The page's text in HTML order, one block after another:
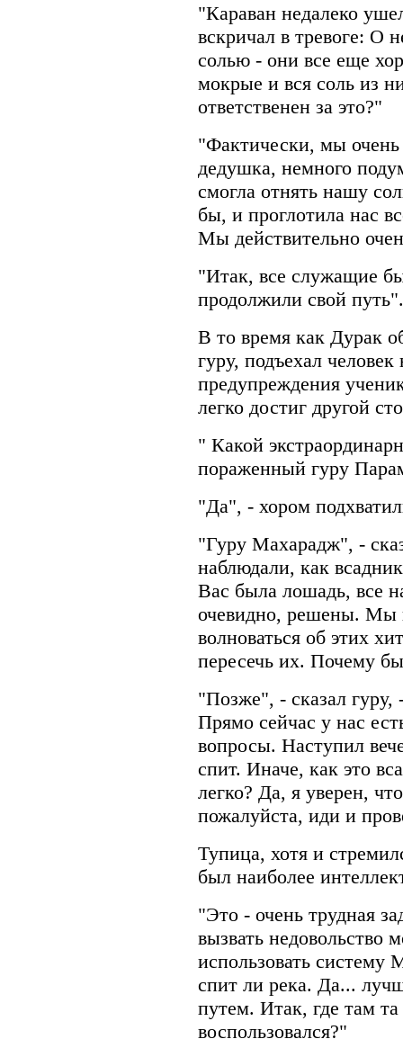
"Караван недалеко
вскричал в тревоге: О
солью - они все еще
мокрые и вся соль из
ответственен за это?"
"Фактически, мы
дедушка, немного
смогла отнять нашу
бы, и проглотила нас
Мы действительно
"Итак, все служащие
продолжили свой путь".
В то время как Дурак
гуру, подъехал
предупреждения
легко достиг другой
" Какой
пораженный гуру
"Да", - хором
"Гуру Махарадж", -
наблюдали, как
Вас была лошадь, все
очевидно, решены.
волноваться об этих
пересечь их. Почему
"Позже", - сказал
Прямо сейчас у нас
вопросы. Наступил
спит. Иначе, как это
легко? Да, я уверен,
пожалуйста, иди и
Тупица, хотя и
был наиболее
"Это - очень трудная
вызвать недовольство
использовать
спит ли река. Да...
путем. Итак, где там
воспользовался?"